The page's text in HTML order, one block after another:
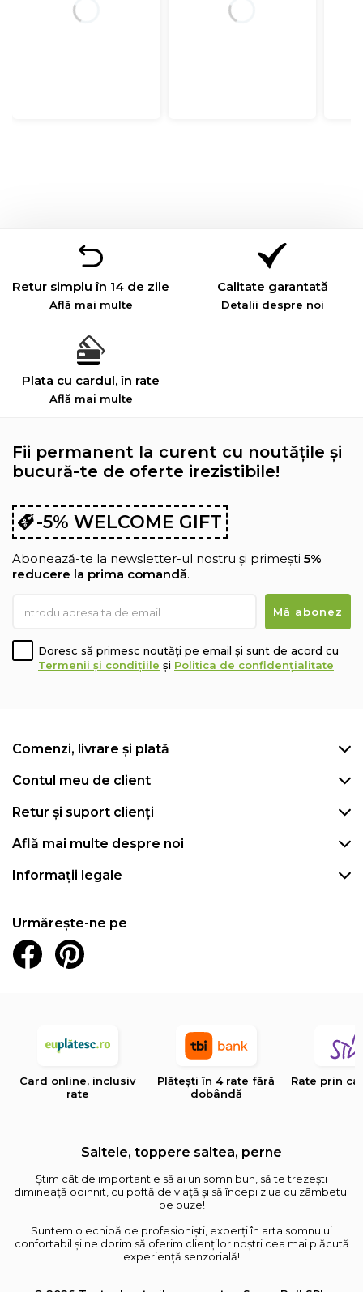
Retur simplu în 14 de zile
Află mai multe
Calitate garantată
Detalii despre noi
Plata cu cardul, în rate
Află mai multe
Fii permanent la curent cu noutățile și
bucură-te de oferte irezistibile!
-5% WELCOME GIFT
Abonează-te la newsletter-ul nostru și primești 5%
reducere la prima comandă.
Doresc să primesc noutăți pe email și sunt de acord cu
Termenii și condițiile și Politica de confidențialitate
Comenzi, livrare și plată
Contul meu de client
Retur și suport clienți
Află mai multe despre noi
Informații legale
Urmărește-ne pe
Card online, inclusiv
rate
Plătești în 4 rate fără
dobândă
Rate prin
Saltele, toppere saltea, perne
Știm cât de important e să ai un somn bun, să te trezești
dimineață odihnit, cu poftă de viață și să începi ziua cu zâmbetul
pe buze!
Suntem o echipă de profesioniști, experți în arta somnului
confortabil și ne dorim să oferim clienților noștri cea mai plăcută
experiență senzorială!